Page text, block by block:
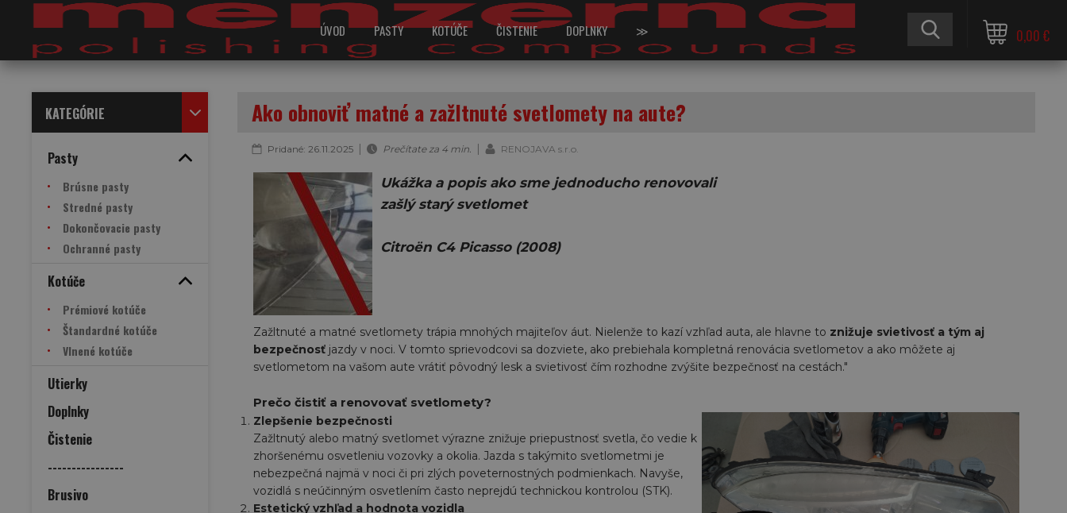
ÚVOD PASTY KOTÚČE ČISTENIE DOPLNKY ≫ 0,00 €
KATEGÓRIE
Pasty
Brúsne pasty
Stredné pasty
Dokončovacie pasty
Ochranné pasty
Kotúče
Prémiové kotúče
Štandardné kotúče
Vlnené kotúče
Utierky
Doplnky
Čistenie
----------------
Brusivo
Ako obnoviť matné a zažltnuté svetlomety na aute?
Pridané: 26.11.2025 | Prečítate za 4 min. | RENOJAVA s.r.o.
Ukážka a popis ako sme jednoducho renovovali
zašlý starý svetlomet
Citroën C4 Picasso (2008)
Zažltnuté a matné svetlomety trápia mnohých majiteľov áut. Nielenže to kazí vzhľad auta, ale hlavne to znižuje svietivosť a tým aj
bezpečnosť jazdy v noci. V tomto sprievodcovi sa dozviete, ako prebiehala kompletná renovácia svetlometov a ako môžete aj
svetlometom na vašom aute vrátiť pôvodný lesk a svietivosť čím rozhodne zvýšite bezpečnosť na cestách."
Prečo čistiť a renovovať svetlomety?
Zlepšenie bezpečnosti
Zažltnutý alebo matný svetlomet výrazne znižuje priepustnosť svetla, čo vedie k
zhoršenému osvetleniu vozovky a okolia. Jazda s takýmito svetlometmi je
nebezpečná najmä v noci či pri zlých poveternostných podmienkach. Navyše,
vozidlá s neúčinným osvetlením často neprejdú technickou kontrolou (STK).
Estetický vzhľad a hodnota vozidla